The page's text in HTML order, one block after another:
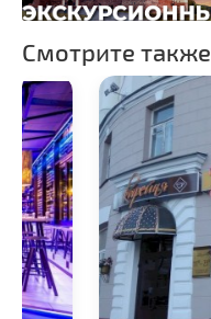
Смотрите также